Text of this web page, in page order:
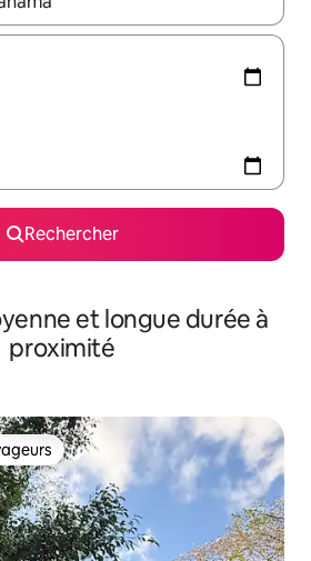
Rechercher
et longue durée à
proximité
les plus appréciés